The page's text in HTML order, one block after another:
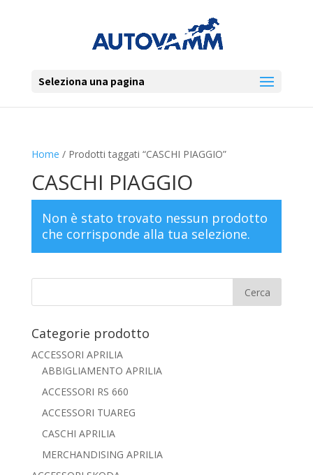
Seleziona una pagina
Home / Prodotti taggati “CASCHI PIAGGIO”
CASCHI PIAGGIO
Non è stato trovato nessun prodotto
che corrisponde alla tua selezione.
Categorie prodotto
ACCESSORI APRILIA
ABBIGLIAMENTO APRILIA
ACCESSORI RS 660
ACCESSORI TUAREG
CASCHI APRILIA
MERCHANDISING APRILIA